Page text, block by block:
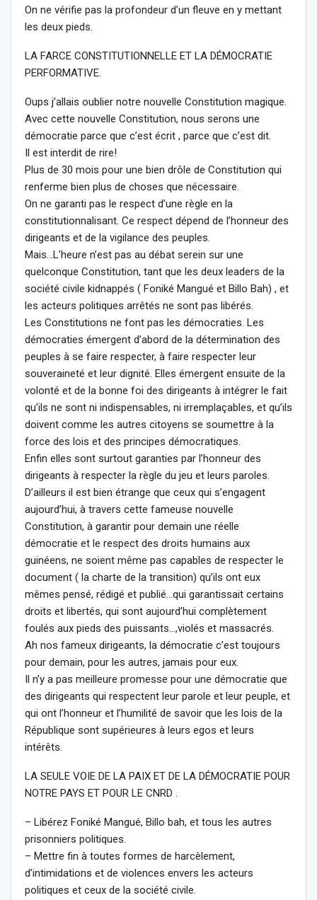
On ne vérifie pas la profondeur d’un fleuve en y mettant
les deux pieds.
LA FARCE CONSTITUTIONNELLE ET LA DÉMOCRATIE
PERFORMATIVE.
Oups j’allais oublier notre nouvelle Constitution magique.
Avec cette nouvelle Constitution, nous serons une
démocratie parce que c’est écrit , parce que c’est dit.
Il est interdit de rire!
Plus de 30 mois pour une bien drôle de Constitution qui
renferme bien plus de choses que nécessaire.
On ne garanti pas le respect d’une règle en la
constitutionnalisant. Ce respect dépend de l’honneur des
dirigeants et de la vigilance des peuples.
Mais…L’heure n’est pas au débat serein sur une
quelconque Constitution, tant que les deux leaders de la
société civile kidnappés ( Foniké Mangué et Billo Bah) , et
les acteurs politiques arrêtés ne sont pas libérés.
Les Constitutions ne font pas les démocraties. Les
démocraties émergent d’abord de la détermination des
peuples à se faire respecter, à faire respecter leur
souveraineté et leur dignité. Elles émergent ensuite de la
volonté et de la bonne foi des dirigeants à intégrer le fait
qu’ils ne sont ni indispensables, ni irremplaçables, et qu’ils
doivent comme les autres citoyens se soumettre à la
force des lois et des principes démocratiques.
Enfin elles sont surtout garanties par l’honneur des
dirigeants à respecter la règle du jeu et leurs paroles.
D’ailleurs il est bien étrange que ceux qui s’engagent
aujourd’hui, à travers cette fameuse nouvelle
Constitution, à garantir pour demain une réelle
démocratie et le respect des droits humains aux
guinéens, ne soient même pas capables de respecter le
document ( la charte de la transition) qu’ils ont eux
mêmes pensé, rédigé et publié…qui garantissait certains
droits et libertés, qui sont aujourd’hui complètement
foulés aux pieds des puissants…,violés et massacrés.
Ah nos fameux dirigeants, la démocratie c’est toujours
pour demain, pour les autres, jamais pour eux.
Il n’y a pas meilleure promesse pour une démocratie que
des dirigeants qui respectent leur parole et leur peuple, et
qui ont l’honneur et l’humilité de savoir que les lois de la
République sont supérieures à leurs egos et leurs
intérêts.
LA SEULE VOIE DE LA PAIX ET DE LA DÉMOCRATIE POUR
NOTRE PAYS ET POUR LE CNRD .
– Libérez Foniké Mangué, Billo bah, et tous les autres
prisonniers politiques.
– Mettre fin à toutes formes de harcèlement,
d’intimidations et de violences envers les acteurs
politiques et ceux de la société civile.